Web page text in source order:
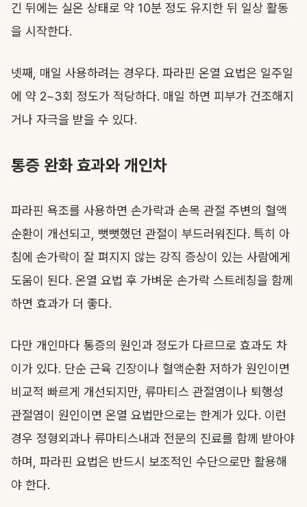
긴 뒤에는 실온 상태로 약 10분 정도 유지한 뒤 일상 활동
을 시작한다.
넷째, 매일 사용하려는 경우다. 파라핀 온열 요법은 일주일
에 약 2~3회 정도가 적당하다. 매일 하면 피부가 건조해지
거나 자극을 받을 수 있다.
통증 완화 효과와 개인차
파라핀 욕조를 사용하면 손가락과 손목 관절 주변의 혈액
순환이 개선되고, 뻣뻣했던 관절이 부드러워진다. 특히 아
침에 손가락이 잘 펴지지 않는 강직 증상이 있는 사람에게
도움이 된다. 온열 요법 후 가벼운 손가락 스트레칭을 함께
하면 효과가 더 좋다.
다만 개인마다 통증의 원인과 정도가 다르므로 효과도 차
이가 있다. 단순 근육 긴장이나 혈액순환 저하가 원인이면
비교적 빠르게 개선되지만, 류마티스 관절염이나 퇴행성
관절염이 원인이면 온열 요법만으로는 한계가 있다. 이런
경우 정형외과나 류마티스내과 전문의 진료를 함께 받아야
하며, 파라핀 요법은 반드시 보조적인 수단으로만 활용해
야 한다.